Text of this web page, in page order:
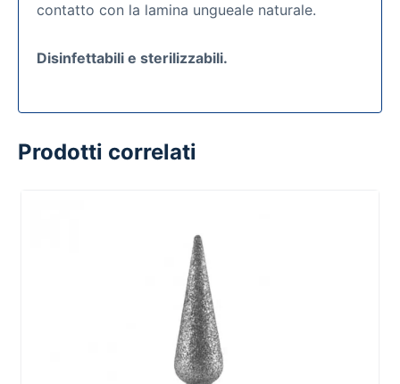
contatto con la lamina ungueale naturale.
Disinfettabili e sterilizzabili.
Prodotti correlati